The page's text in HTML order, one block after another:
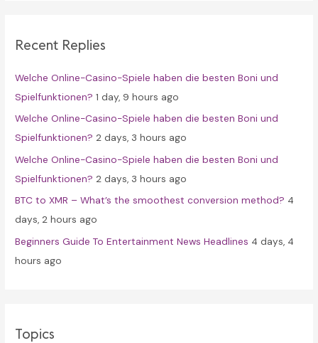
h
o
r
:
Recent Replies
Welche Online-Casino-Spiele haben die besten Boni und
Spielfunktionen? 1 day, 9 hours ago
Welche Online-Casino-Spiele haben die besten Boni und
Spielfunktionen? 2 days, 3 hours ago
Welche Online-Casino-Spiele haben die besten Boni und
Spielfunktionen? 2 days, 3 hours ago
BTC to XMR – What’s the smoothest conversion method? 4
days, 2 hours ago
Beginners Guide To Entertainment News Headlines 4 days, 4
hours ago
Topics